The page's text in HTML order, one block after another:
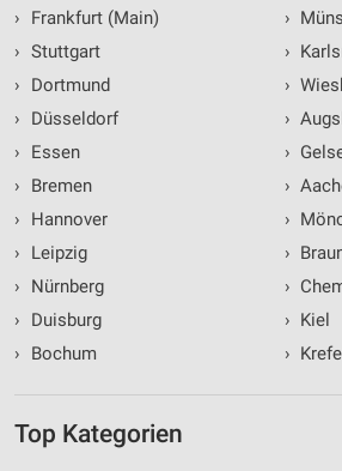
›
Frankfurt (Main)
› Stuttgart
›
Dortmund
›
Düsseldorf
›
Essen
›
Bremen
›
Hannover
›
Leipzig
›
Nürnberg
›
Duisburg
›
Bochum
›
›
›
›
›
›
›
›
›
› Kiel
›
Top Kategorien